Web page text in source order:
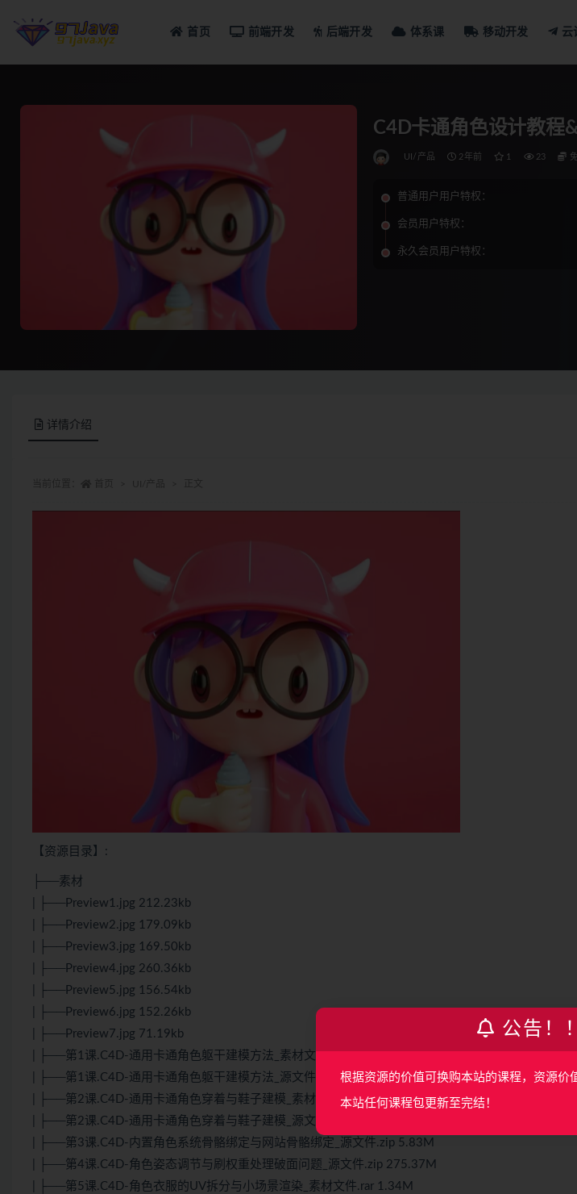
首页 前端开发 后端开发 体系课 移动开发 云
C4D卡通角色设计教程
UI/产品 2年前 1 23
普通用户用户特权：
会员用户特权：
永久会员用户特权：
详情介绍
【资源目录】:
├──素材
| ├──Preview1.jpg 212.23kb
| ├──Preview2.jpg 179.09kb
| ├──Preview3.jpg 169.50kb
| ├──Preview4.jpg 260.36kb
| ├──Preview5.jpg 156.54kb
| ├──Preview6.jpg 152.26kb
| ├──Preview7.jpg 71.19kb
| ├──第1课.C4D-通用卡通角色躯干建模方法_素材文件.zip 224.84kb
| ├──第1课.C4D-通用卡通角色躯干建模方法_源文件.rar 1.74M
| ├──第2课.C4D-通用卡通角色穿着与鞋子建模_素材文件.zip 243.21kb
| ├──第2课.C4D-通用卡通角色穿着与鞋子建模_源文件.rar 214.92kb
| ├──第3课.C4D-内置角色系统骨骼绑定与网站骨骼绑定_源文件.zip 5.83M
| ├──第4课.C4D-角色姿态调节与刷权重处理破面问题_源文件.zip 275.37M
| ├──第5课.C4D-角色衣服的UV拆分与小场景渲染_素材文件.rar 1.34M
公告！
根据资源的价值可换购本站的课程，资源价
本站任何课程包更新至完结！